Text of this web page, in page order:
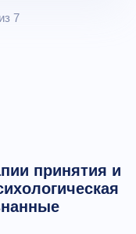
7
принятия и